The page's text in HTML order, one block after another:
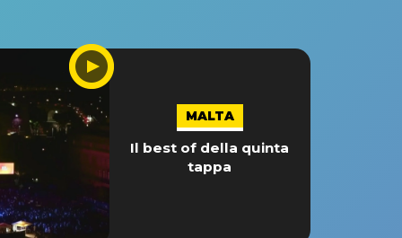
MALTA
Il best of della quinta
tappa